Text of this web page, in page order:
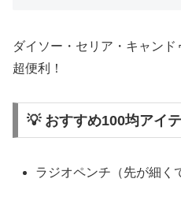
ダイソー・セリア・キャン
超便利！
💡 おすすめ100均アイ
ラジオペンチ（先が細く